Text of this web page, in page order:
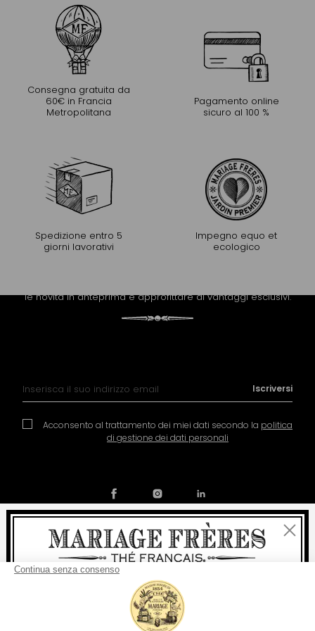
Consegna gratuita da
60€ in Francia
Metropolitana
Pagamento online
sicuro al 100 %
Spedizione entro 5
giorni lavorativi
Impegno equo et
ecologico
le novità in anteprima e approfittare di vantaggi esclusivi.
Acconsento al trattamento dei miei dati secondo la politica
di gestione dei dati personali
Iscriversi
Condizioni generali di vendita
Diventare socio
Politica dei cookies
Preferenze per i cookie
Chiudi
Benvenuti
Per ogni acquisto, laconsegna